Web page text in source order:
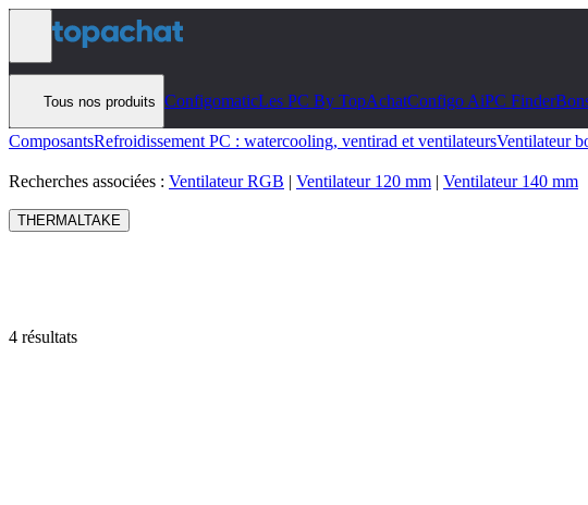
Aller au contenu
Tous nos produits ConfigomaticLes PC By TopAchatConfigo AiPC Finder
ComposantsRefroidissement PC : watercooling, ventirad et ventilateursVentilateur
Recherches associées : Ventilateur RGB | Ventilateur 120 mm | Ventilateur 140 mm
THERMALTAKE
4 résultats